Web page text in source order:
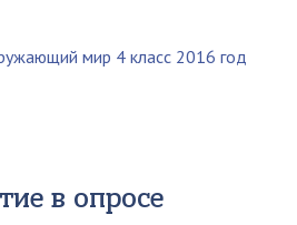
мир 4 класс 2016 год
в опросе